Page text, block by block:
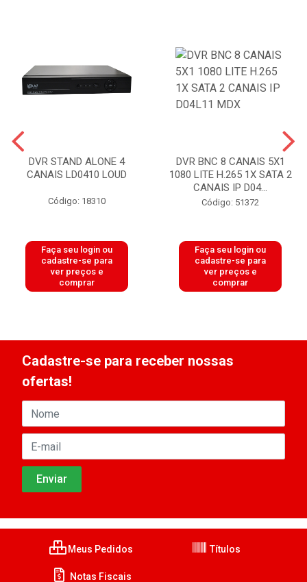
DVR STAND ALONE 4
CANAIS LD0410 LOUD
Código: 18310
Faça seu login ou
cadastre-se para
ver preços e
comprar
DVR BNC 8 CANAIS 5X1
1080 LITE H.265 1X SATA 2
CANAIS IP D04...
Código: 51372
Faça seu login ou
cadastre-se para
ver preços e
comprar
Cadastre-se para receber nossas
ofertas!
Meus Pedidos Títulos
Notas Fiscais